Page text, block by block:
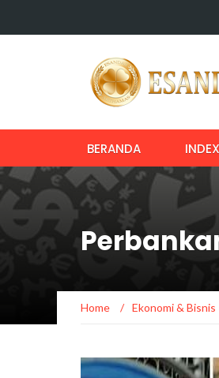
BERANDA
Home / Ekonomi & Bisnis